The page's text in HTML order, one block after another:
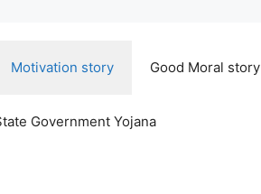
Motivation story Good Moral story
Government Yojana